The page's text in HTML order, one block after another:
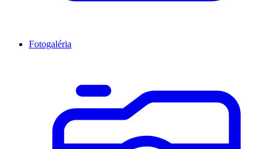
Fotogaléria